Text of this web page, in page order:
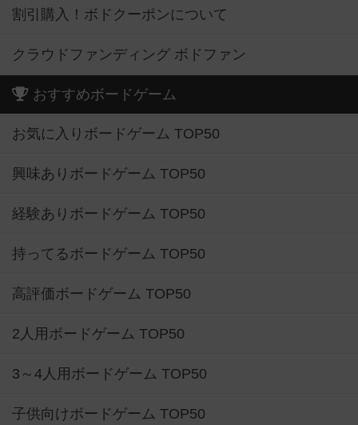
割引購入！ボドクーポンについて
クラウドファンディング ボドファン
おすすめボードゲーム
お気に入りボードゲーム TOP50
興味ありボードゲーム TOP50
経験ありボードゲーム TOP50
持ってるボードゲーム TOP50
高評価ボードゲーム TOP50
2人用ボードゲーム TOP50
3～4人用ボードゲーム TOP50
子供向けボードゲーム TOP50